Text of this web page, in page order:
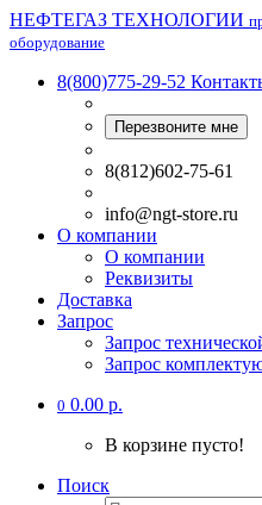
НЕФТЕГАЗ ТЕХНОЛОГИИ
оборудование
8(800)775-29-52
Перезвоните мне
8(812)602-75-61
info@ngt-store.ru
О компании
О компании
Реквизиты
Доставка
Запрос
Запрос
Запрос
0 0.00 р.
В корзине пусто!
Поиск